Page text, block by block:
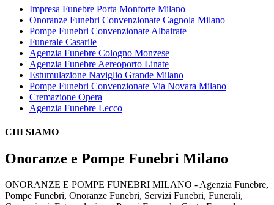
Impresa Funebre Porta Monforte Milano
Onoranze Funebri Convenzionate Cagnola Milano
Pompe Funebri Convenzionate Albairate
Funerale Casarile
Agenzia Funebre Cologno Monzese
Agenzia Funebre Aereoporto Linate
Estumulazione Naviglio Grande Milano
Pompe Funebri Convenzionate Via Novara Milano
Cremazione Opera
Agenzia Funebre Lecco
CHI SIAMO
Onoranze e Pompe Funebri Milano
ONORANZE E POMPE FUNEBRI MILANO - Agenzia Funebre,
Pompe Funebri, Onoranze Funebri, Servizi Funebri, Funerali,